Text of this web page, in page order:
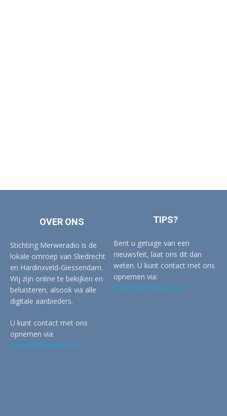
OVER ONS
Stichting Merweradio is de
lokale omroep van Sliedrecht
en Hardinxveld-Giessendam.
Wij zijn online te bekijken en
beluisteren, alsook via alle
digitale aanbieders.
U kunt contact met ons
opnemen via:
redactie@merwertv.nl
TIPS?
Bent u getuige van een
nieuwsfeit, laat ons dit dan
weten. U kunt contact met ons
opnemen via:
redactie@merwertv.nl